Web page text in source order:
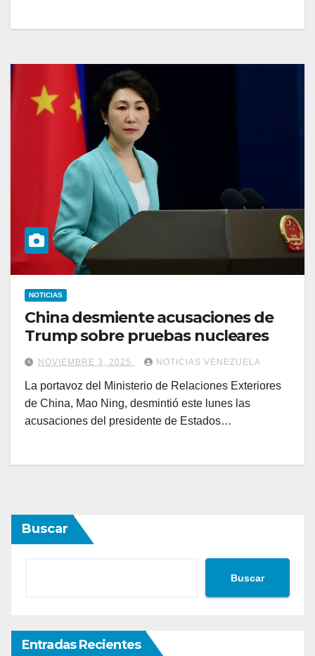
NOTICIAS
China desmiente acusaciones de
Trump sobre pruebas nucleares
NOVIEMBRE 3, 2025 NOTICIAS VENEZUELA
La portavoz del Ministerio de Relaciones Exteriores
de China, Mao Ning, desmintió este lunes las
acusaciones del presidente de Estados…
Buscar
Buscar
Entradas Recientes